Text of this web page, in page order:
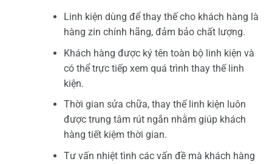
Linh kiện dùng để thay thế cho khách hàng là
hàng zin chính hãng, đảm bảo chất lượng.
Khách hàng được ký tên toàn bộ linh kiện và
có thể trực tiếp xem quá trình thay thế linh
kiện.
Thời gian sửa chữa, thay thế linh kiện luôn
được trung tâm rút ngắn nhằm giúp khách
hàng tiết kiệm thời gian.
Tư vấn nhiệt tình các vấn đề mà khách hàng